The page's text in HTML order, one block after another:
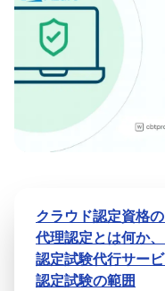
クラウド認定資格
代理認定とは何か
認定試験代行サー
認定試験の範囲